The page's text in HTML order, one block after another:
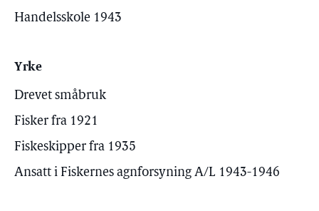
Handelsskole 1943
Yrke
Drevet småbruk
Fisker fra 1921
Fiskeskipper fra 1935
Ansatt i Fiskernes agnforsyning A/L 1943-1946